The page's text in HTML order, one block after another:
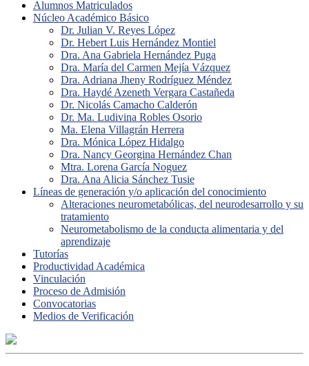
Alumnos Matriculados
Núcleo Académico Básico
Dr. Julian V. Reyes López
Dr. Hebert Luis Hernández Montiel
Dra. Ana Gabriela Hernández Puga
Dra. María del Carmen Mejía Vázquez
Dra. Adriana Jheny Rodríguez Méndez
Dra. Haydé Azeneth Vergara Castañeda
Dr. Nicolás Camacho Calderón
Dr. Ma. Ludivina Robles Osorio
Ma. Elena Villagrán Herrera
Dra. Mónica López Hidalgo
Dra. Nancy Georgina Hernández Chan
Mtra. Lorena García Noguez
Dra. Ana Alicia Sánchez Tusie
Líneas de generación y/o aplicación del conocimiento
Alteraciones neurometabólicas, del neurodesarrollo y su
tratamiento
Neurometabolismo de la conducta alimentaria y del
aprendizaje
Tutorías
Productividad Académica
Vinculación
Proceso de Admisión
Convocatorias
Medios de Verificación